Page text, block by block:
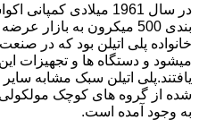
در سال 1961 میلادی
بندی 500 میکرون به
خانواده پلی اتیلن بود که در
میشود و دستگاه ها و تجهیزات
یافتند.پلی اتیلن سبک مشابه
شده از گروه های کوچک مولکولی
به وجود آمده است.